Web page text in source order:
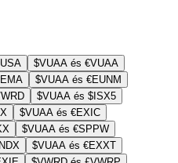
$VUAA és €VUAA
$VUAA és €EUNM
$VUAA és $ISX5
$VUAA és €EXIC
$VUAA és €SPPW
$VUAA és €EXXT